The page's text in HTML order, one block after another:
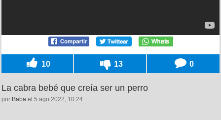
10 13 0
La cabra bebé que creía ser un perro
por Baba el 5 ago 2022, 10:24